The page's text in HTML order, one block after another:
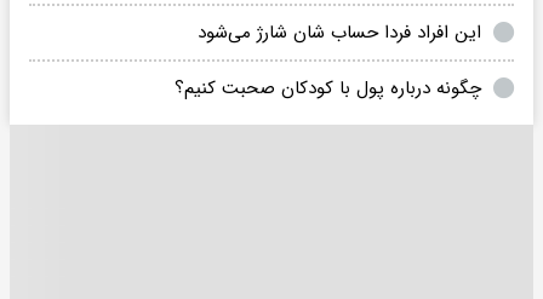
این افراد فردا حساب شان شارژ می‌شود
چگونه درباره پول با کودکان صحبت کنیم؟